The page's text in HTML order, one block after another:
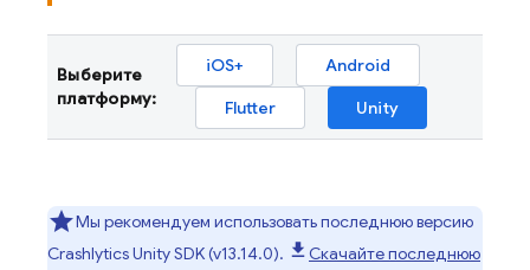
Выберите
платформу:
iOS+
Android
Flutter
Unity
Мы рекомендуем использовать последнюю версию
CrashlyticsUnity SDK (v13.14.0).
Скачайте последнюю